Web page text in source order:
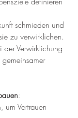
schmieden und
zu verwirklichen.
der Verwirklichung
:
um Vertrauen